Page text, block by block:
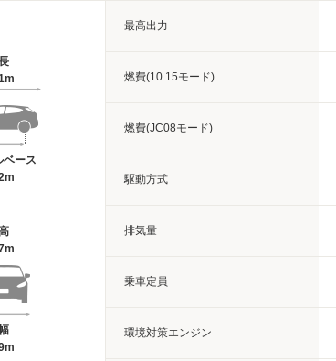
ベース
最高出力
燃費(10.15モード)
燃費(JC08モード)
駆動方式
排気量
乗車定員
環境対策エンジン